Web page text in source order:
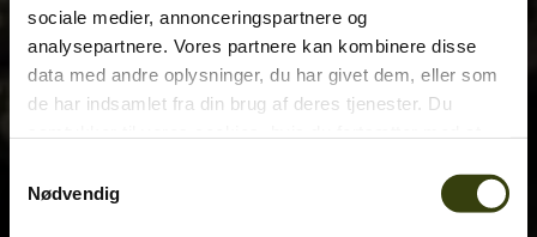
sociale medier, annonceringspartnere og
analysepartnere. Vores partnere kan kombinere disse
data med andre oplysninger, du har givet dem, eller som
de har indsamlet fra din brug af deres tjenester. Du
Nødvendig